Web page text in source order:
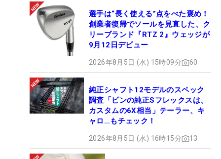
選手は“長く使える”点をべた褒め！
創業者復帰でソールを見直した、ク
リーブランド『RTZ 2』ウェッジが
9月12日デビュー
2026年8月5日 (水) 15時09分 60
純正シャフト12モデルのスペック
調査「ピンの純正Sフレックスは、
カスタムの6X相当」テーラー、キ
ャロ…もチェック！
2026年8月5日 (水) 16時15分 13